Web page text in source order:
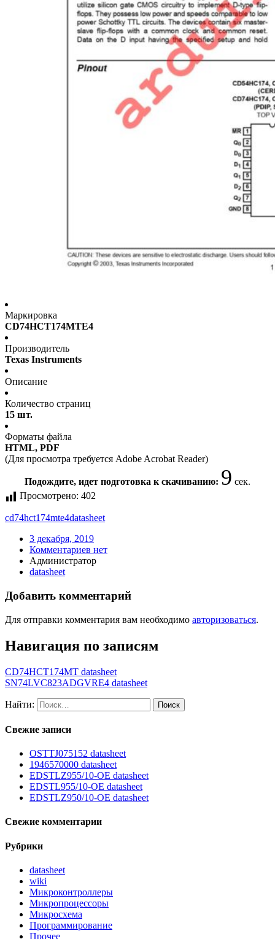
Маркировка
CD74HCT174MTE4
Производитель
Texas Instruments
Описание
Количество страниц
15 шт.
Форматы файла
HTML, PDF
(Для просмотра требуется Adobe Acrobat Reader)
Подождите, идет подготовка к скачиванию: 9 сек.
Просмотрено: 402
cd74hct174mte4datasheet
3 декабря, 2019
Комментариев нет
Администратор
datasheet
Добавить комментарий
Для отправки комментария вам необходимо авторизоваться.
Навигация по записям
CD74HCT174MT datasheet
SN74LVC823ADGVRE4 datasheet
Найти:
Свежие записи
OSTTJ075152 datasheet
1946570000 datasheet
EDSTLZ955/10-OE datasheet
EDSTL955/10-OE datasheet
EDSTLZ950/10-OE datasheet
Свежие комментарии
Рубрики
datasheet
wiki
Микроконтроллеры
Микропроцессоры
Микросхема
Программирование
Прочее